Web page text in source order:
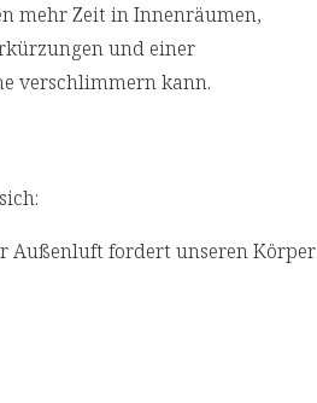
mehr Zeit in Innenräumen,
und einer
verschlimmern kann.
Außenluft fordert unseren Körper